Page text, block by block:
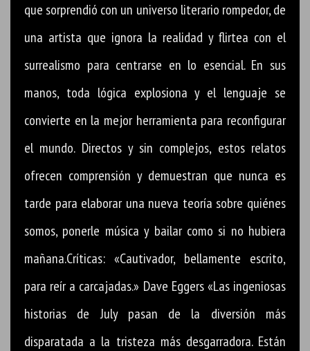
que sorprendió con un universo literario rompedor, de
una artista que ignora la realidad y flirtea con el
surrealismo para centrarse en lo esencial. En sus
manos, toda lógica explosiona y el lenguaje se
convierte en la mejor herramienta para reconfigurar
el mundo. Directos y sin complejos, estos relatos
ofrecen comprensión y demuestran que nunca es
tarde para elaborar una nueva teoría sobre quiénes
somos, ponerle música y bailar como si no hubiera
mañana.Críticas: «Cautivador, bellamente escrito,
para reír a carcajadas.» Dave Eggers «Las ingeniosas
historias de July pasan de la diversión más
disparatada a la tristeza más desgarradora. Están